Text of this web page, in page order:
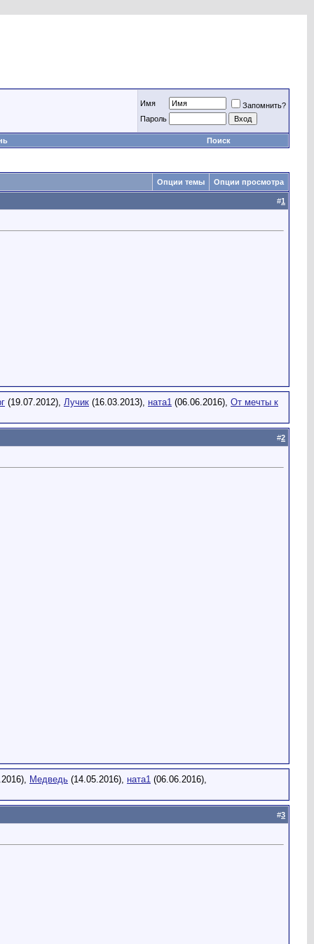
Имя
Запомнить?
Пароль
Поиск
Опции темы Опции просмотра
#1
(19.07.2012), Лучик (16.03.2013), ната1 (06.06.2016), От мечты к
#2
Медведь (14.05.2016), ната1 (06.06.2016),
#3